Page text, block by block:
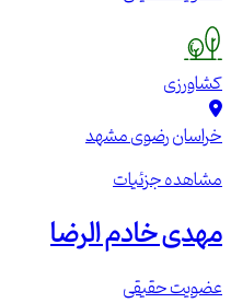
کشاورزی
خراسان رضویمشهد
مشاهده جزئیات
مهدی خادم الرضا
عضویت حقیقی